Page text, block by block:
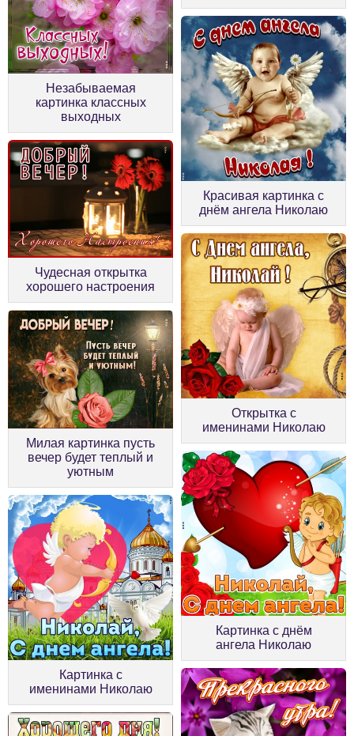
Незабываемая
картинка классных
выходных
Красивая картинка с
днём ангела Николаю
Чудесная открытка
хорошего настроения
Открытка с
именинами Николаю
Милая картинка пусть
вечер будет теплый и
уютным
Картинка с днём
ангела Николаю
Картинка с
именинами Николаю